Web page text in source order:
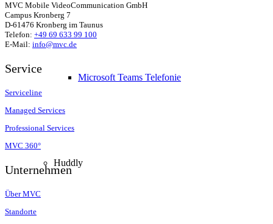
Microsoft Teams Telefonie
Huddly
MVC Mobile VideoCommunication GmbH
Campus Kronberg 7
D-61476 Kronberg im Taunus
Telefon: +49 69 633 99 100
E-Mail: info@mvc.de
Service
Serviceline
Managed Services
Professional Services
MVC 360°
Unternehmen
Über MVC
Standorte